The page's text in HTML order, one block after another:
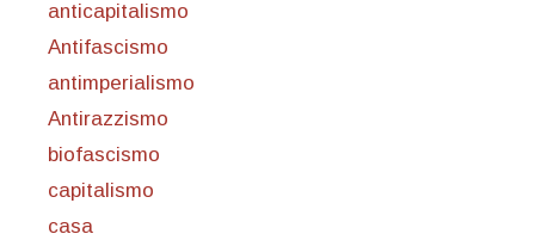
anticapitalismo
Antifascismo
antimperialismo
Antirazzismo
biofascismo
capitalismo
casa